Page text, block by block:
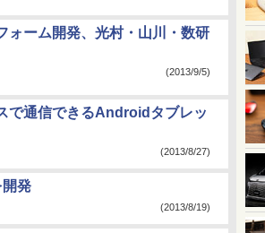
ォーム開発、光村・山川・数研
(2013/9/5)
で通信できるAndroidタブレッ
(2013/8/27)
発
(2013/8/19)